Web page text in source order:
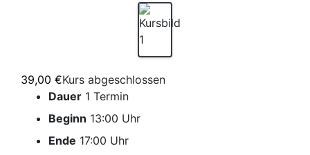
39,00 €Kurs abgeschlossen
Dauer 1 Termin
Beginn 13:00 Uhr
Ende 17:00 Uhr